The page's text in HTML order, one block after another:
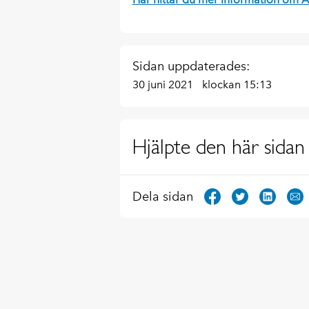
Sidan uppdaterades:
30 juni 2021 klockan 15:13
Hjälpte den här sidan
Dela sidan